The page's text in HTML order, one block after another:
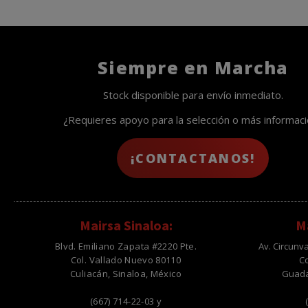
Siempre en Marcha
Stock disponible para envío inmediato.
¿Requieres apoyo para la selección o más
¡CONTACTANOS!
Mairsa Sinaloa:
Blvd. Emiliano Zapata #2220 Pte.
Col. Vallado Nuevo 80110
Culiacán, Sinaloa, México
(667) 714-22-03 y
Av.